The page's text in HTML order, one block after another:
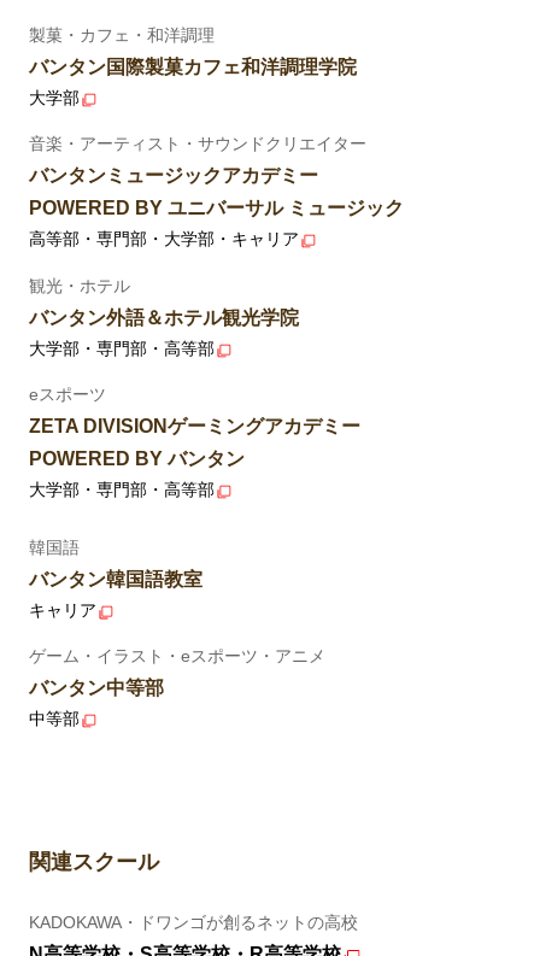
製菓・カフェ・和洋調理
バンタン国際製菓カフェ和洋調理学院
大学部
音楽・アーティスト・サウンドクリエイター
バンタンミュージックアカデミー
POWERED BY ユニバーサル ミュージック
高等部・専門部・大学部・キャリア
観光・ホテル
バンタン外語＆ホテル観光学院
大学部・専門部・高等部
eスポーツ
ZETA DIVISIONゲーミングアカデミー
POWERED BY バンタン
大学部・専門部・高等部
韓国語
バンタン韓国語教室
キャリア
ゲーム・イラスト・eスポーツ・アニメ
バンタン中等部
中等部
関連スクール
KADOKAWA・ドワンゴが創るネットの高校